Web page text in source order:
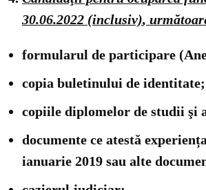
30.06.2022 (inclusiv),
formularul de participare
copia buletinului de identitate;
copiile diplomelor de studii şi
documente ce atestă
ianuarie 2019 sau alte